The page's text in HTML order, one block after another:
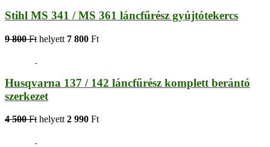
Stihl MS 341 / MS 361 láncfűrész gyújtótekercs
9 800 Ft helyett 7 800 Ft
Husqvarna 137 / 142 láncfűrész komplett berántó
szerkezet
4 500 Ft helyett 2 990 Ft